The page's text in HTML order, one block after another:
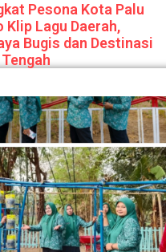
Pesona Kota Palu
Lagu Daerah,
Bugis dan Destinasi